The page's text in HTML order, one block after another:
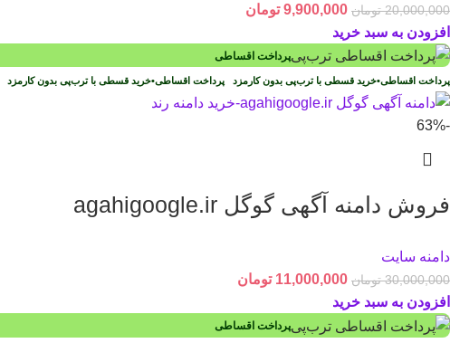
20,000,000 تومان 9,900,000 تومان
افزودن به سبد خرید
پرداخت اقساطی
پرداخت اقساطی•خرید قسطی با ترب‌پی بدون کارمزد پرداخت اقساطی•خرید قسطی با ترب‌پی بدون کارمزد
-63%
فروش دامنه آگهی گوگل agahigoogle.ir
دامنه سایت
30,000,000 تومان 11,000,000 تومان
افزودن به سبد خرید
پرداخت اقساطی